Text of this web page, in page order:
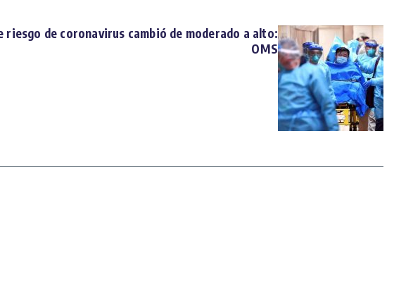
riesgo de coronavirus cambió de moderado a alto:
OMS